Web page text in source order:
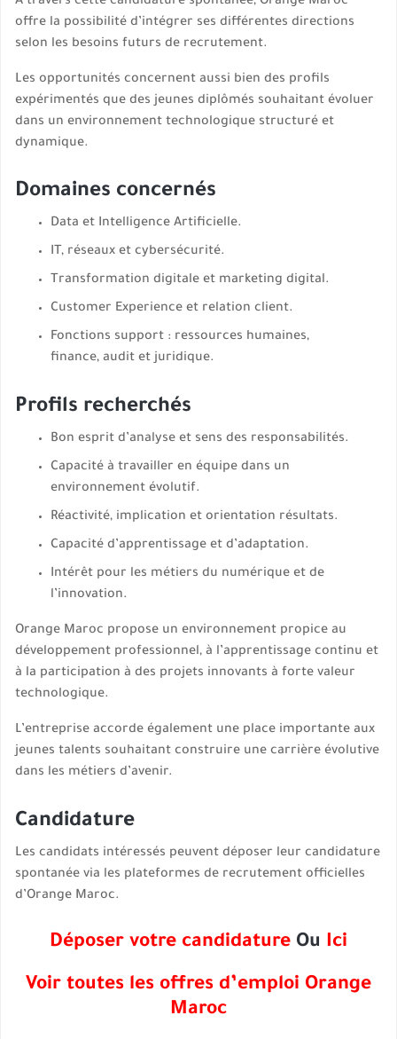
offre la possibilité d’intégrer ses différentes directions
selon les besoins futurs de recrutement.
Les opportunités concernent aussi bien des profils
expérimentés que des jeunes diplômés souhaitant évoluer
dans un environnement technologique structuré et
dynamique.
Domaines concernés
Data et Intelligence Artificielle.
IT, réseaux et cybersécurité.
Transformation digitale et marketing digital.
Customer Experience et relation client.
Fonctions support : ressources humaines,
finance, audit et juridique.
Profils recherchés
Bon esprit d’analyse et sens des responsabilités.
Capacité à travailler en équipe dans un
environnement évolutif.
Réactivité, implication et orientation résultats.
Capacité d’apprentissage et d’adaptation.
Intérêt pour les métiers du numérique et de
l’innovation.
Orange Maroc propose un environnement propice au
développement professionnel, à l’apprentissage continu et
à la participation à des projets innovants à forte valeur
technologique.
L’entreprise accorde également une place importante aux
jeunes talents souhaitant construire une carrière évolutive
dans les métiers d’avenir.
Candidature
Les candidats intéressés peuvent déposer leur candidature
spontanée via les plateformes de recrutement officielles
d’Orange Maroc.
Déposer votre candidature Ou Ici
Voir toutes les offres d’emploi Orange
Maroc